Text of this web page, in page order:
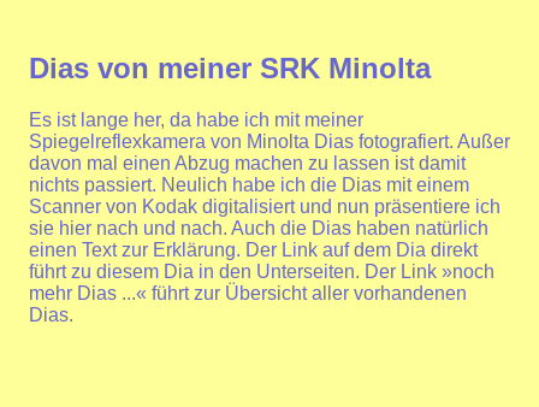
Dias von meiner SRK Minolta
Es ist lange her, da habe ich mit meiner
Spiegelreflexkamera von Minolta Dias fotografiert. Außer
davon mal einen Abzug machen zu lassen ist damit
nichts passiert. Neulich habe ich die Dias mit einem
Scanner von Kodak digitalisiert und nun präsentiere ich
sie hier nach und nach. Auch die Dias haben natürlich
einen Text zur Erklärung. Der Link auf dem Dia direkt
führt zu diesem Dia in den Unterseiten. Der Link »noch
mehr Dias ...« führt zur Übersicht aller vorhandenen
Dias.